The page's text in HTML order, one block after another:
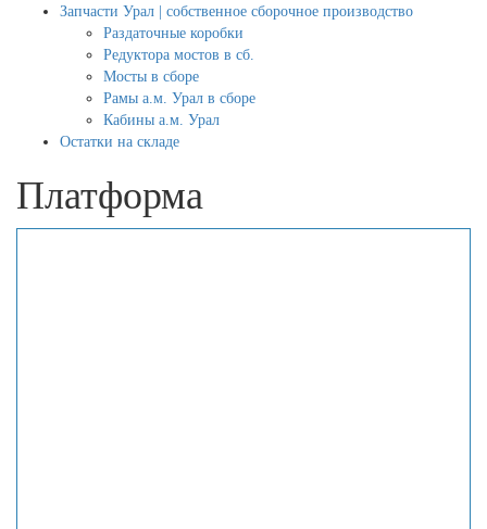
Запчасти Урал | собственное сборочное производство
Раздаточные коробки
Редуктора мостов в сб.
Мосты в сборе
Рамы а.м. Урал в сборе
Кабины а.м. Урал
Остатки на складе
Платформа